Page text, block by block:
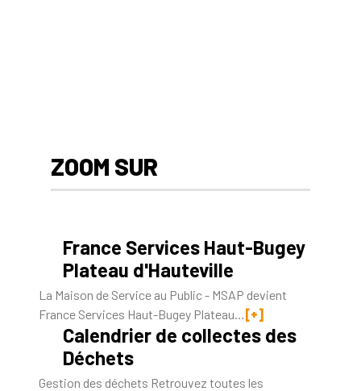
ZOOM SUR
France Services Haut-Bugey
Plateau d'Hauteville
La Maison de Service au Public - MSAP devient
France Services Haut-Bugey Plateau…[+]
Calendrier de collectes des
Déchets
Gestion des déchets Retrouvez toutes les